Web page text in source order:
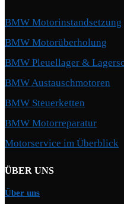
BMW Motorinstandsetzung
BMW Motorüberholung
BMW Pleuellager &
BMW Austauschmotoren
BMW Steuerketten
BMW Motorreparatur
Motorservice im Überblick
ÜBER UNS
Über uns